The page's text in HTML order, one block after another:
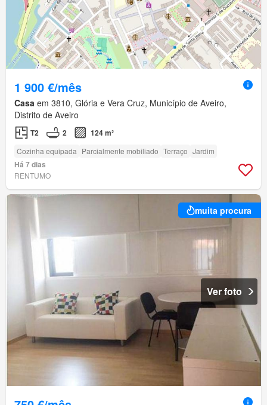
1 900 €/mês
Casa em 3810, Glória e Vera Cruz, Município de Aveiro,
Distrito de Aveiro
T2 2 124 m²
Cozinha equipada Parcialmente mobiliado Terraço Jardim
Há 7 dias
RENTUMO
muita procura
Ver foto